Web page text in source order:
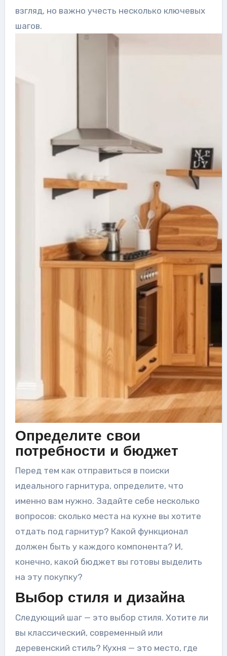
взгляд, но важно учесть несколько ключевых
шагов.
Определите свои
потребности и бюджет
Перед тем как отправиться в поиски
идеального гарнитура, определите, что
именно вам нужно. Задайте себе несколько
вопросов: сколько места на кухне вы хотите
отдать под гарнитур? Какой функционал
должен быть у каждого компонента? И,
конечно, какой бюджет вы готовы выделить
на эту покупку?
Выбор стиля и дизайна
Следующий шаг — это выбор стиля. Хотите ли
вы классический, современный или
деревенский стиль? Кухня — это место, где